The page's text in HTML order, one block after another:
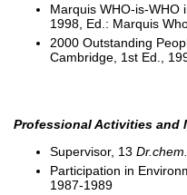
Marquis WHO-is-WHO
1998, Ed.: Marquis
2000 Outstanding
Cambridge, 1st Ed.,
Professional Activities and
Supervisor, 13 Dr.chem.
Participation in
1987-1989